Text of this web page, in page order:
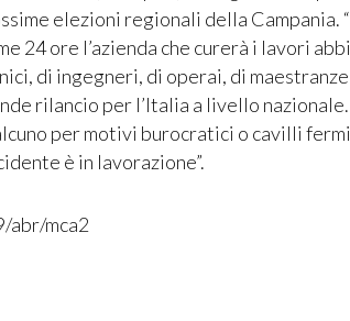
elezioni regionali della Campania.
24 ore l’azienda che curerà i lavori
di ingegneri, di operai, di
rilancio per l’Italia a livello
per motivi burocratici o cavilli
è in lavorazione”.
abr/mca2